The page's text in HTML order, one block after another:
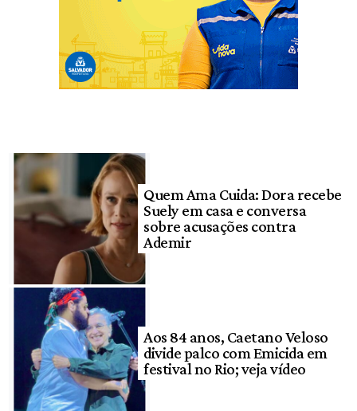
Quem Ama Cuida: Dora recebe
Suely em casa e conversa
sobre acusações contra
Ademir
Aos 84 anos, Caetano Veloso
divide palco com Emicida em
festival no Rio; veja vídeo